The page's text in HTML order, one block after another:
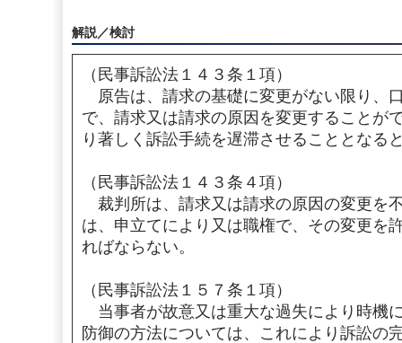
解説／検討
（民事訴訟法１４３条１項）
原告は、請求の基礎に変更がない限り、
で、請求又は請求の原因を変更することが
り著しく訴訟手続を遅滞させることとなる
（民事訴訟法１４３条４項）
裁判所は、請求又は請求の原因の変更を
は、申立てにより又は職権で、その変更を
ればならない。
（民事訴訟法１５７条１項）
当事者が故意又は重大な過失により時機
防御の方法については、これにより訴訟の